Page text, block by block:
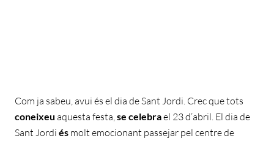
Com ja sabeu, avui és el dia de Sant Jordi. Crec que tots
coneixeu aquesta festa, se celebrael 23 d’abril. El dia de
Sant Jordi és molt emocionant passejar pel centre de